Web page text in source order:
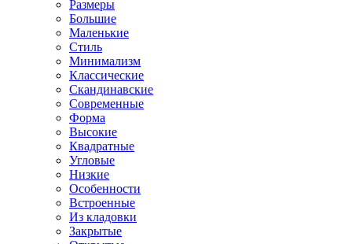
Размеры
Большие
Маленькие
Стиль
Минимализм
Классические
Скандинавские
Современные
Форма
Высокие
Квадратные
Угловые
Низкие
Особенности
Встроенные
Из кладовки
Закрытые